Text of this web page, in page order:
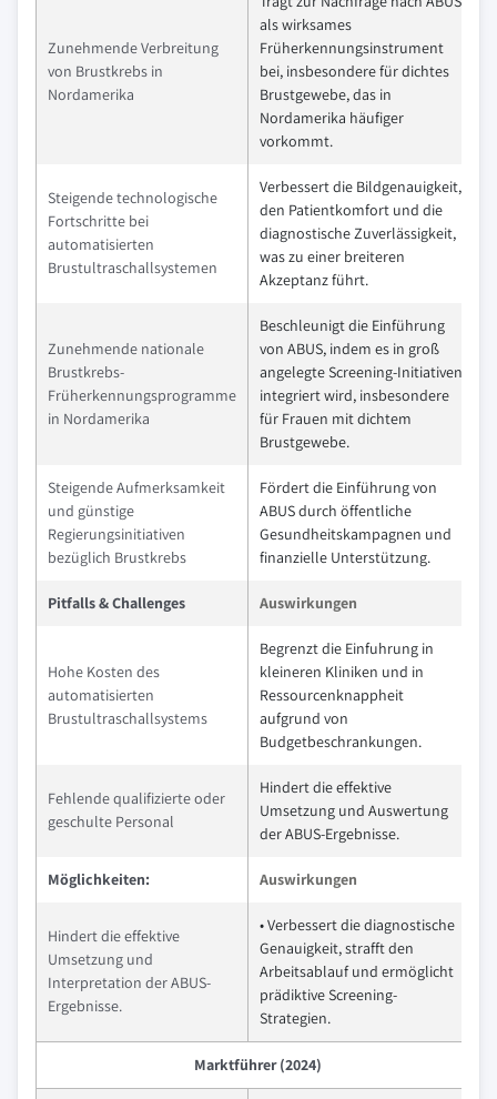
Zunehmende Verbreitung
von Brustkrebs in
Nordamerika
als wirksames
Früherkennungsinstrument
bei, insbesondere für dichtes
Brustgewebe, das in
Nordamerika häufiger
vorkommt.
Steigende technologische
Fortschritte bei
automatisierten
Brustultraschallsystemen
Verbessert die Bildgenauigkeit,
den Patientkomfort und die
diagnostische Zuverlässigkeit,
was zu einer breiteren
Akzeptanz führt.
Zunehmende nationale
Brustkrebs-
Früherkennungsprogramme
in Nordamerika
Beschleunigt die Einführung
von ABUS, indem es in groß
angelegte Screening-Initiativen
integriert wird, insbesondere
für Frauen mit dichtem
Brustgewebe.
Steigende Aufmerksamkeit
und günstige
Regierungsinitiativen
bezüglich Brustkrebs
Fördert die Einführung von
ABUS durch öffentliche
Gesundheitskampagnen und
finanzielle Unterstützung.
Pitfalls & Challenges Auswirkungen
Hohe Kosten des
automatisierten
Brustultraschallsystems
Begrenzt die Einfuhrung in
kleineren Kliniken und in
Ressourcenknappheit
aufgrund von
Budgetbeschrankungen.
Fehlende qualifizierte oder
geschulte Personal
Hindert die effektive
Umsetzung und Auswertung
der ABUS-Ergebnisse.
Möglichkeiten: Auswirkungen
Hindert die effektive
Umsetzung und
Interpretation der ABUS-
Ergebnisse.
• Verbessert die diagnostische
Genauigkeit, strafft den
Arbeitsablauf und ermöglicht
prädiktive Screening-
Strategien.
Marktführer (2024)